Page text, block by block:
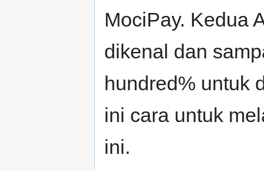
MociPay. Kedua
dikenal dan
hundred% untuk
ini cara untuk
ini.